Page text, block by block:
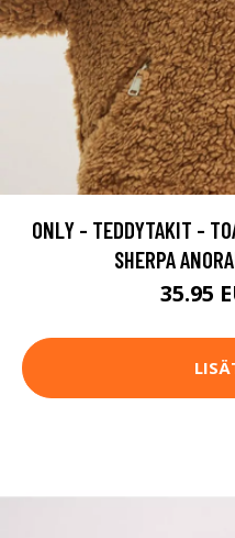
ONLY - TEDDYTAKIT -
SHERPA
35.95